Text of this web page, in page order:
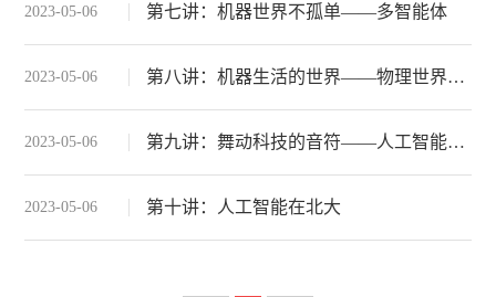
2023-05-06 第七讲：机器世界不孤单——多智能体
2023-05-06 第八讲：机器生活的世界——物理世界仿真模拟
2023-05-06 第九讲：舞动科技的音符——人工智能音乐
2023-05-06 第十讲：人工智能在北大